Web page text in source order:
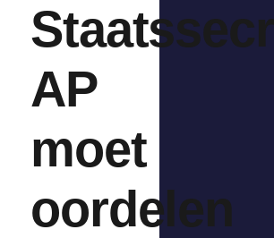
AP
moet
oordelen